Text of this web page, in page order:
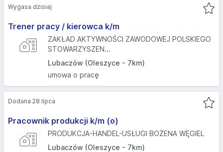
Trener pracy / kierowca k/m
ZAKŁAD AKTYWNOŚCI ZAWODOWEJ POLSKIEGO
STOWARZYSZEN...
Lubaczów (Oleszyce - 7km)
umowa o pracę
Wygasa dzisiaj
Pracownik produkcji k/m (o)
PRODUKCJA-HANDEL-USŁUGI BOŻENA WĘGIEL
Lubaczów (Oleszyce - 7km)
Dodana 28 lipca